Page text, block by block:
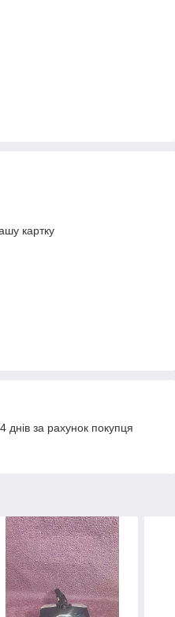
картку
за рахунок покупця